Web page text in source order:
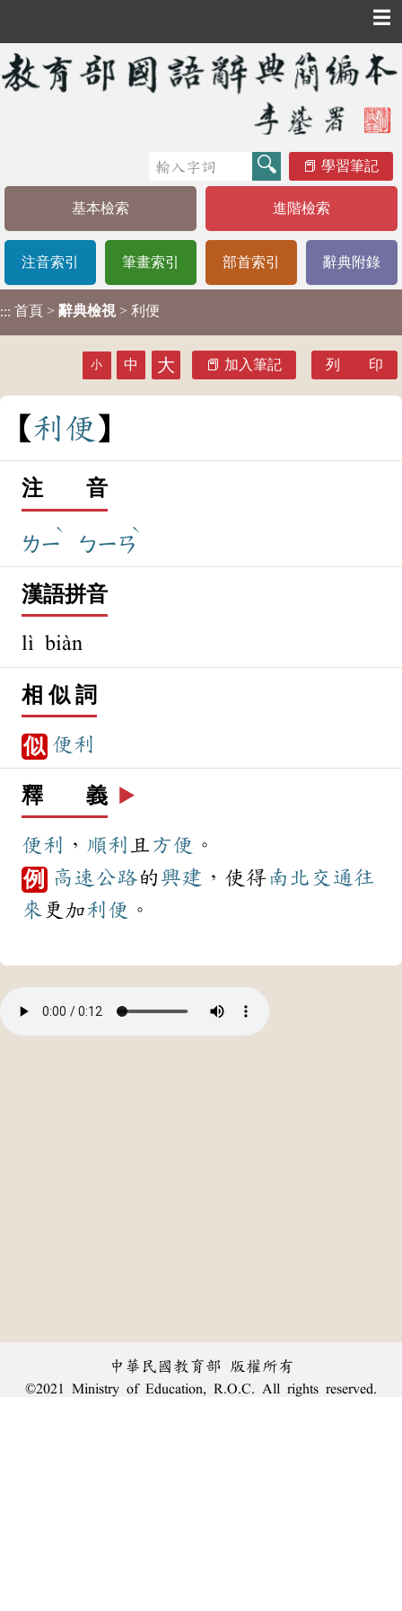
☰
學習筆記
基本檢索 進階檢索
注音索引 筆畫索引 部首索引 辭典附錄
::: 首頁 > 辭典檢視 > 利便
小 中 大 加入筆記 列 印
利便
注 音
ㄌㄧ
ˋ
ㄅㄧㄢ
ˋ
漢語拼音
lì biàn
相 似 詞
似 便利
釋 義 ▶️
便利 ， 順利 且方便 。
例 高速公路的興建 ，使得 南北 交通 往
來 更加利便 。
中華民國教育部 版權所有
©2021 Ministry of Education, R.O.C. All rights reserved.